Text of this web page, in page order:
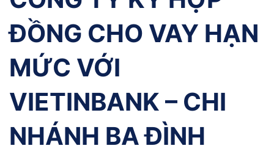
ĐỒNG CHO VAY HẠN
MỨC VỚI
VIETINBANK – CHI
NHÁNH BA ĐÌNH